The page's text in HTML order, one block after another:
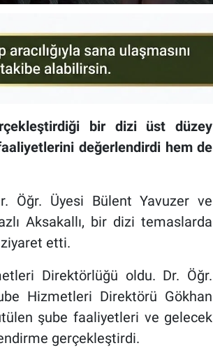
bir dizi üst düzey
değerlendirdi hem de
Öğr. Üyesi Bülent Yavuzer ve
Aksakallı, bir dizi temaslarda
ziyaret etti.
Direktörlüğü oldu. Dr. Öğr.
Hizmetleri Direktörü Gökhan
şube faaliyetleri ve gelecek
gerçekleştirdi.